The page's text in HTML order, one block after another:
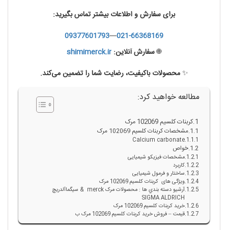
برای سفارش و اطلاعات بیشتر تماس بگیرید:
021-66368169
—
09377601793
🌐سفارش آنلاین: shimimerck.ir
✨محصولات باکیفیت، رضایت شما را تضمین می‌کند.
مطالعه خواهید کرد:
کربنات کلسیم 102069 مرک
مشخصات کربنات کلسیم 102069 مرک
Calcium carbonate
خواص
مشخصات فیزیکو شیمیایی
کاربرد
ساختار و فرمول شیمیایی
ویژگی های کربنات کلسیم 102069 مرک
آرشيو دسته بندي ها : محصولات مرک merck & سيگماآلدريچ
SIGMA ALDRICH
خرید کربنات کلسیم 102069 مرک
قیمت – فروش خرید کربنات کلسیم 102069 مرک ب